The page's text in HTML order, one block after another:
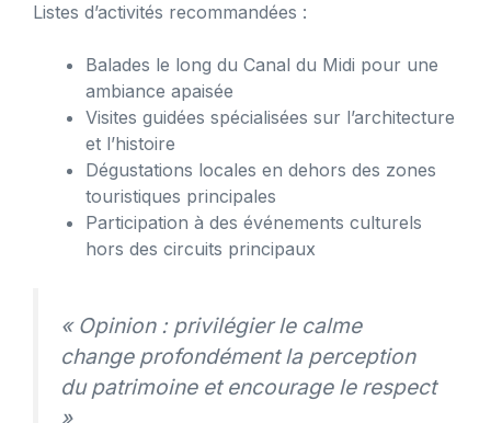
Listes d’activités recommandées :
Balades le long du Canal du Midi pour une
ambiance apaisée
Visites guidées spécialisées sur l’architecture
et l’histoire
Dégustations locales en dehors des zones
touristiques principales
Participation à des événements culturels
hors des circuits principaux
« Opinion : privilégier le calme
change profondément la perception
du patrimoine et encourage le respect